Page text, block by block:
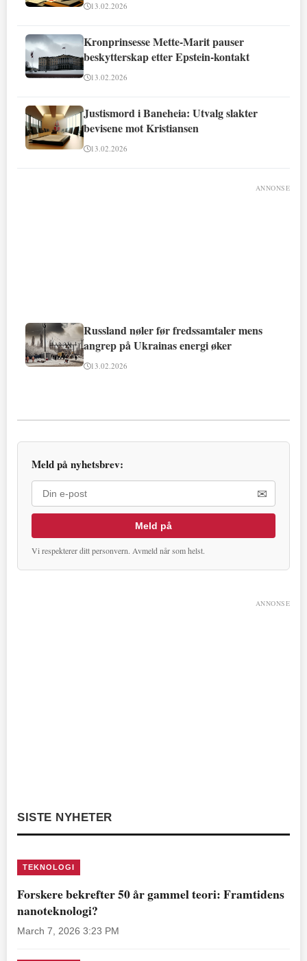
13.02.2026
Kronprinsesse Mette-Marit pauser
beskytterskap etter Epstein-kontakt
13.02.2026
Justismord i Baneheia: Utvalg slakter
bevisene mot Kristiansen
13.02.2026
ANNONSE
Russland nøler før fredssamtaler mens
angrep på Ukrainas energi øker
13.02.2026
Meld på nyhetsbrev:
✉
Meld på
Vi respekterer ditt personvern. Avmeld når som helst.
ANNONSE
SISTE NYHETER
TEKNOLOGI
Forskere bekrefter 50 år gammel teori: Framtidens
nanoteknologi?
March 7, 2026 3:23 PM